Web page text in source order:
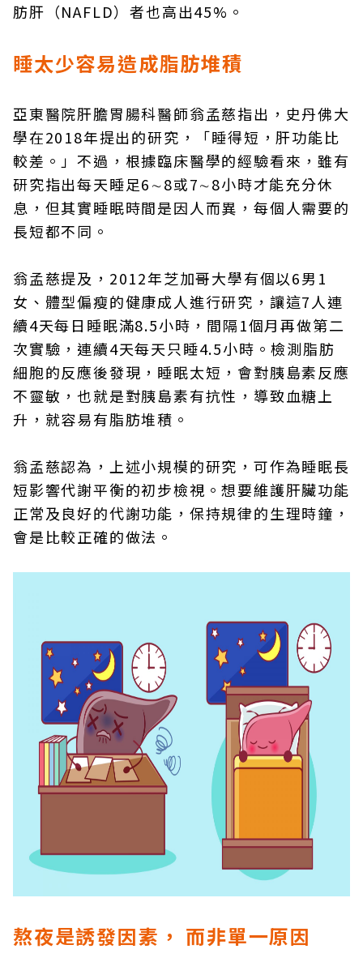
肪肝（NAFLD）者也高出45%。
睡太少容易造成脂肪堆積
亞東醫院肝膽胃腸科醫師翁孟慈指出，史丹佛大
學在2018年提出的研究，「睡得短，肝功能比
較差。」不過，根據臨床醫學的經驗看來，雖有
研究指出每天睡足6∼8或7∼8小時才能充分休
息，但其實睡眠時間是因人而異，每個人需要的
長短都不同。
翁孟慈提及，2012年芝加哥大學有個以6男1
女、體型偏瘦的健康成人進行研究，讓這7人連
續4天每日睡眠滿8.5小時，間隔1個月再做第二
次實驗，連續4天每天只睡4.5小時。檢測脂肪
細胞的反應後發現，睡眠太短，會對胰島素反應
不靈敏，也就是對胰島素有抗性，導致血糖上
升，就容易有脂肪堆積。
翁孟慈認為，上述小規模的研究，可作為睡眠長
短影響代謝平衡的初步檢視。想要維護肝臟功能
正常及良好的代謝功能，保持規律的生理時鐘，
會是比較正確的做法。
熬夜是誘發因素， 而非單一原因